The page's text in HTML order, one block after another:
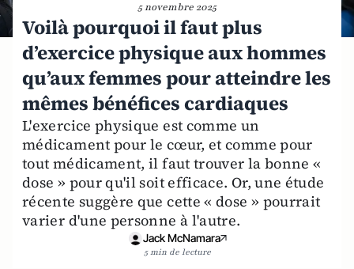
5 novembre 2025
Voilà pourquoi il faut plus
d’exercice physique aux hommes
qu’aux femmes pour atteindre les
mêmes bénéfices cardiaques
L'exercice physique est comme un
médicament pour le cœur, et comme pour
tout médicament, il faut trouver la bonne «
dose » pour qu'il soit efficace. Or, une étude
récente suggère que cette « dose » pourrait
varier d'une personne à l'autre.
Jack McNamara
5 min de lecture